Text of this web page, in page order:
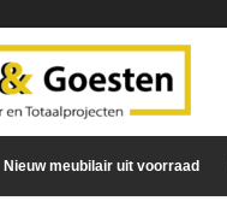
Nieuw meubilair uit voorraad